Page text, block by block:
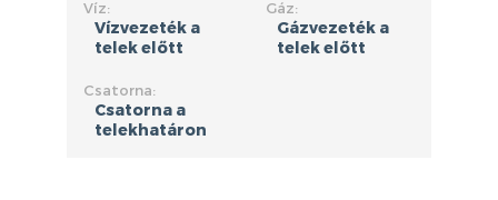
Víz:
Vízvezeték a
telek előtt
Gáz:
Gázvezeték a
telek előtt
Csatorna:
Csatorna a
telekhatáron